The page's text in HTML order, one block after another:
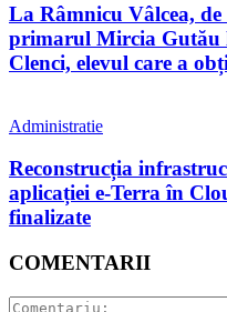
La Râmnicu Vâlcea,
primarul Mircia Gutău
Clenci, elevul care a
Administratie
Reconstrucția
aplicației e-Terra în
finalizate
COMENTARII